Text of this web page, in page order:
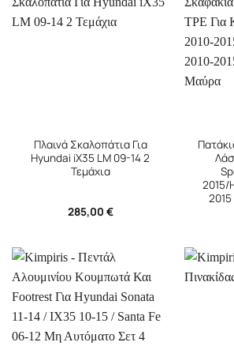
Πλαινά Σκαλοπάτια Για
Hyundai iX35 LM 09-14 2
Τεμάχια
285,00 €
2015/